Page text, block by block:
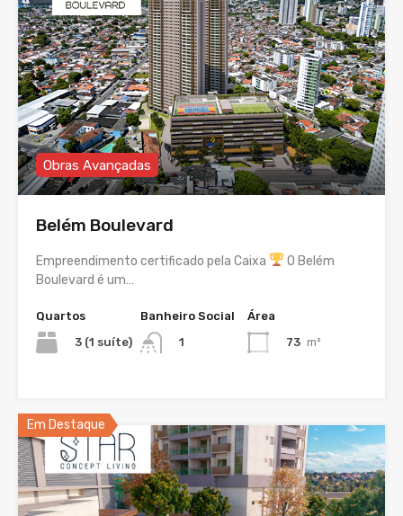
Obras Avançadas
Belém Boulevard
Empreendimento certificado pela Caixa
O Belém
Boulevard é um…
Quartos
3 (1 suíte)
Banheiro Social
1
Área
73 m²
Em Destaque